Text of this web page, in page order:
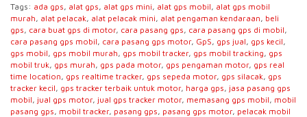
Tags: ada gps, alat gps, alat gps mini, alat gps mobil, alat gps mobil
murah, alat pelacak, alat pelacak mini, alat pengaman kendaraan, beli
gps, cara buat gps di motor, cara pasang gps, cara pasang gps di mobil,
cara pasang gps mobil, cara pasang gps motor, GpS, gps jual, gps kecil,
gps mobil, gps mobil murah, gps mobil tracker, gps mobil tracking, gps
mobil truk, gps murah, gps pada motor, gps pengaman motor, gps real
time location, gps realtime tracker, gps sepeda motor, gps silacak, gps
tracker kecil, gps tracker terbaik untuk motor, harga gps, jasa pasang gps
mobil, jual gps motor, jual gps tracker motor, memasang gps mobil, mobil
pasang gps, mobil tracker, pasang gps, pasang gps motor, pelacak mobil